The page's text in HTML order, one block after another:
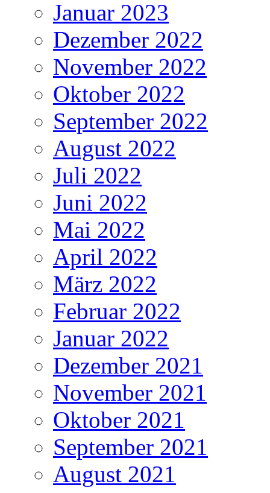
Januar 2023
Dezember 2022
November 2022
Oktober 2022
September 2022
August 2022
Juli 2022
Juni 2022
Mai 2022
April 2022
März 2022
Februar 2022
Januar 2022
Dezember 2021
November 2021
Oktober 2021
September 2021
August 2021